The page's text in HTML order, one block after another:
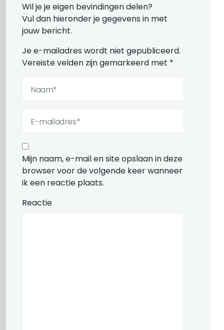
Wil je je eigen bevindingen delen?
Vul dan hieronder je gegevens in met
jouw bericht.
Je e-mailadres wordt niet gepubliceerd.
Vereiste velden zijn gemarkeerd met *
Mijn naam, e-mail en site opslaan in deze
browser voor de volgende keer wanneer
ik een reactie plaats.
Reactie